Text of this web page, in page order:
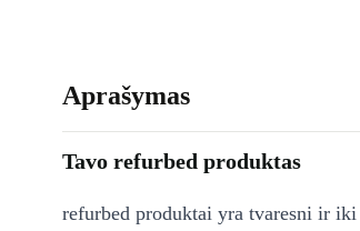
Aprašymas
Tavo refurbed produktas
refurbed produktai yra tvaresni ir